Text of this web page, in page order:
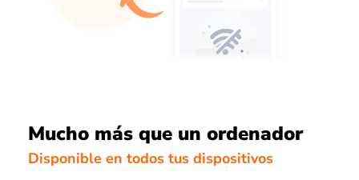
Mucho más que un ordenador
Disponible en todos tus dispositivos